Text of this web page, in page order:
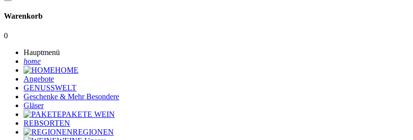
Warenkorb
0
Hauptmenü
home
HOME
Angebote
GENUSSWELT
Geschenke & MehrBesondere
Gläser
PAKETE WEIN
REBSORTEN
REGIONEN